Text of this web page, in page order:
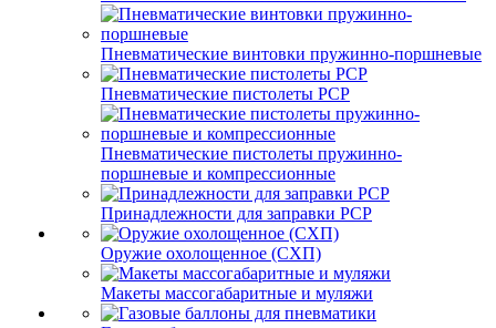
Пневматические винтовки пружинно-поршневые
Пневматические пистолеты PCP
Пневматические пистолеты пружинно-
поршневые и компрессионные
Принадлежности для заправки PCP
Оружие охолощенное (СХП)
Макеты массогабаритные и муляжи